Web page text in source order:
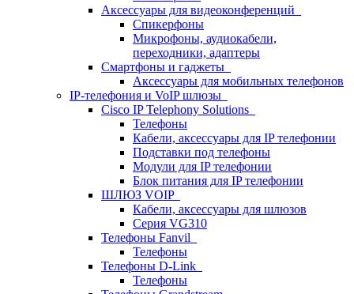
Аксессуары для видеоконференций
Спикерфоны
Микрофоны, аудиокабели,
переходники, адаптеры
Смартфоны и гаджеты
Аксессуары для мобильных телефонов
IP-телефония и VoIP шлюзы
Cisco IP Telephony Solutions
Телефоны
Кабели, аксессуары для IP телефонии
Подставки под телефоны
Модули для IP телефонии
Блок питания для IP телефонии
ШЛЮЗ VOIP
Кабели, аксессуары для шлюзов
Серия VG310
Телефоны Fanvil
Телефоны
Телефоны D-Link
Телефоны